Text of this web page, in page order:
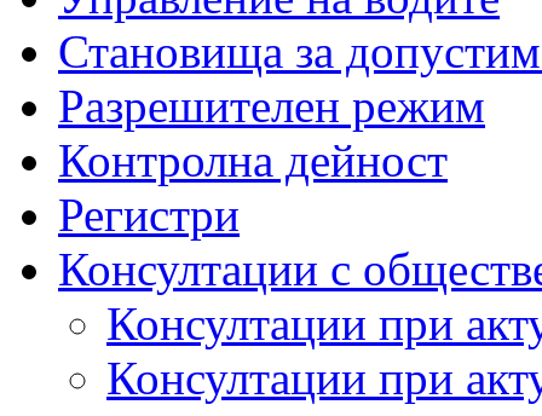
Становища за
Разрешителен режим
Контролна дейност
Регистри
Консултации с
Консултации при
Консултации при